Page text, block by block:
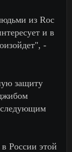
из Roc
и в
-
защиту
России этой